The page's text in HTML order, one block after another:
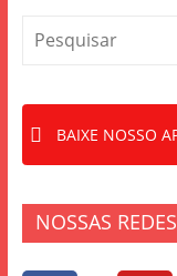
BAIXE NOSSO
NOSSAS